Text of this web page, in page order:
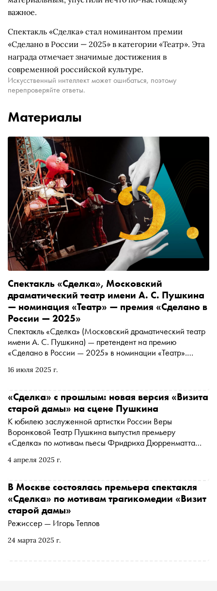
важное.
Спектакль «Сделка» стал номинантом премии
«Сделано в России — 2025» в категории «Театр». Эта
награда отмечает значимые достижения в
современной российской культуре.
Искусственный интеллект может ошибаться, поэтому
перепроверяйте ответы.
Материалы
16 июля 2025 г.
Спектакль «Сделка», Московский
драматический театр имени А. С. Пушкина
— номинация «Театр» — премия «Сделано в
России — 2025»
Спектакль «Сделка» (Московский драматический театр
имени А. С. Пушкина) — претендент на премию
«Сделано в России — 2025» в номинации «Театр».
4 апреля 2025 г.
«Сделка» с прошлым: новая версия «Визита
старой дамы» на сцене Пушкина
К юбилею заслуженной артистки России Веры
Воронковой Театр Пушкина выпустил премьеру
«Сделка» по мотивам пьесы Фридриха Дюрренматта
драматург Алексей Житковский переработали
персонажей, но сохранили основную сюжетную линию.
Спектакль стал ярким бенефисом Веры Воронковой,
трогательной историей о любви, не подвластной
времени, и пугающим рассказом о том, как легко
человек теряет себя в стремлении к богатству
24 марта 2025 г.
В Москве состоялась премьера спектакля
«Сделка» по мотивам трагикомедии «Визит
старой дамы»
Режиссер — Игорь Теплов